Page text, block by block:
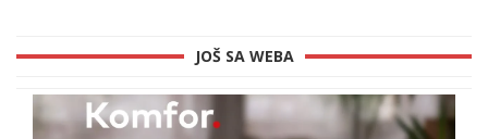
JOŠ SA WEBA